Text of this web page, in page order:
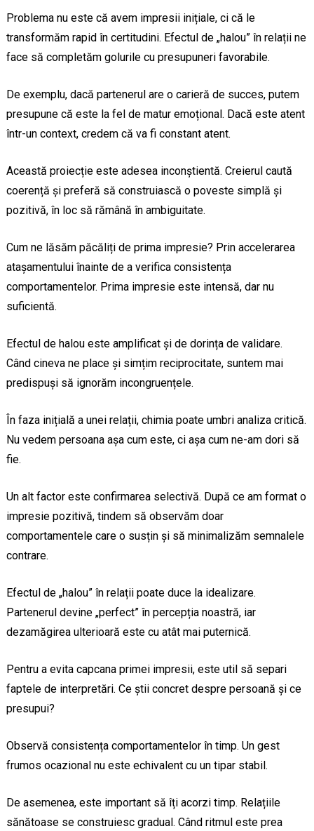
Problema nu este că avem impresii inițiale, ci că le
transformăm rapid în certitudini. Efectul de „halou” în relații ne
face să completăm golurile cu presupuneri favorabile.
De exemplu, dacă partenerul are o carieră de succes, putem
presupune că este la fel de matur emoțional. Dacă este atent
într-un context, credem că va fi constant atent.
Această proiecție este adesea inconștientă. Creierul caută
coerență și preferă să construiască o poveste simplă și
pozitivă, în loc să rămână în ambiguitate.
Cum ne lăsăm păcăliți de prima impresie? Prin accelerarea
atașamentului înainte de a verifica consistența
comportamentelor. Prima impresie este intensă, dar nu
suficientă.
Efectul de halou este amplificat și de dorința de validare.
Când cineva ne place și simțim reciprocitate, suntem mai
predispuși să ignorăm incongruențele.
În faza inițială a unei relații, chimia poate umbri analiza critică.
Nu vedem persoana așa cum este, ci așa cum ne-am dori să
fie.
Un alt factor este confirmarea selectivă. După ce am format o
impresie pozitivă, tindem să observăm doar
comportamentele care o susțin și să minimalizăm semnalele
contrare.
Efectul de „halou” în relații poate duce la idealizare.
Partenerul devine „perfect” în percepția noastră, iar
dezamăgirea ulterioară este cu atât mai puternică.
Pentru a evita capcana primei impresii, este util să separi
faptele de interpretări. Ce știi concret despre persoană și ce
presupui?
Observă consistența comportamentelor în timp. Un gest
frumos ocazional nu este echivalent cu un tipar stabil.
De asemenea, este important să îți acorzi timp. Relațiile
sănătoase se construiesc gradual. Când ritmul este prea